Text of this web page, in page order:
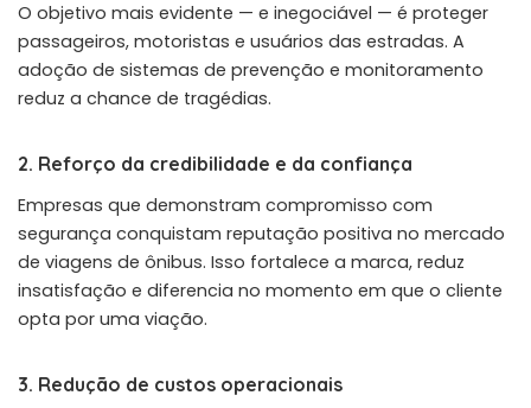
O objetivo mais evidente — e inegociável — é proteger
passageiros, motoristas e usuários das estradas. A
adoção de sistemas de prevenção e monitoramento
reduz a chance de tragédias.
2. Reforço da credibilidade e da confiança
Empresas que demonstram compromisso com
segurança conquistam reputação positiva no mercado
de viagens de ônibus. Isso fortalece a marca, reduz
insatisfação e diferencia no momento em que o cliente
opta por uma viação.
3. Redução de custos operacionais